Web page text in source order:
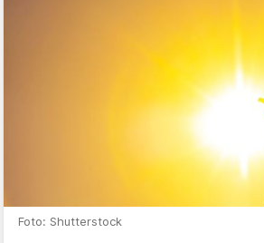
Foto: Shutterstock